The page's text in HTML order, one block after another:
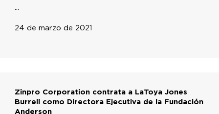
...
24 de marzo de 2021
Zinpro Corporation contrata a LaToya Jones
Burrell como Directora Ejecutiva de la Fundación
Anderson